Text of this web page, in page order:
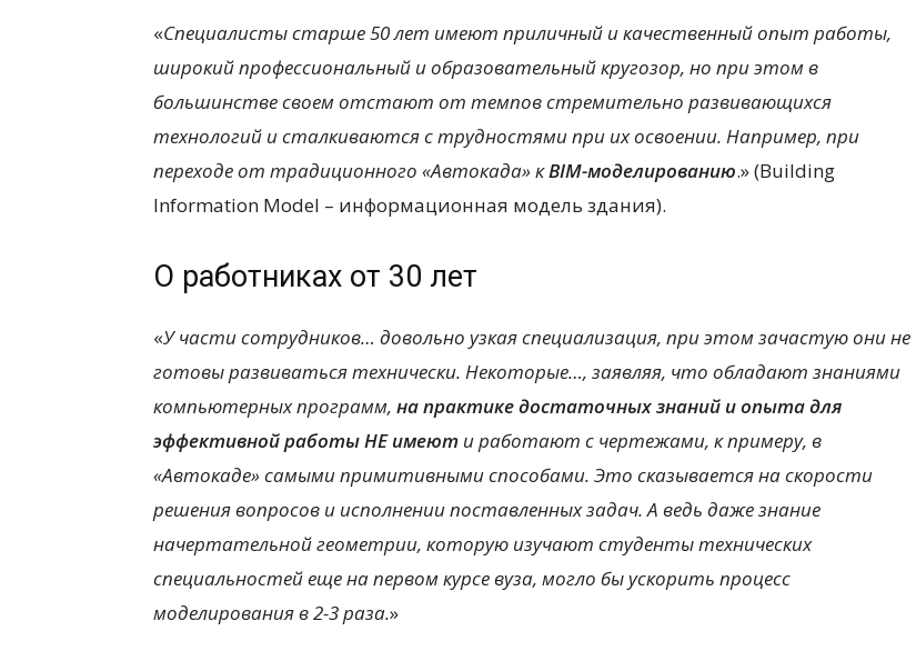
«Специалисты старше 50 лет имеют приличный и качественный опыт работы,
широкий профессиональный и образовательный кругозор, но при этом в
большинстве своем отстают от темпов стремительно развивающихся
технологий и сталкиваются с трудностями при их освоении. Например, при
переходе от традиционного «Автокада» кBIM-моделированию.» (Building
Information Model – информационная модель здания).
О работниках от 30 лет
«У части сотрудников… довольно узкая специализация, при этом зачастую они не
готовы развиваться технически. Некоторые…, заявляя, что обладают знаниями
компьютерных программ, на практике достаточных знаний и опыта для
эффективной работы НЕ имеют и работают с чертежами, к примеру, в
«Автокаде» самыми примитивными способами. Это сказывается на скорости
решения вопросов и исполнении поставленных задач. А ведь даже знание
начертательной геометрии, которую изучают студенты технических
специальностей еще на первом курсе вуза, могло бы ускорить процесс
моделирования в 2-3 раза.»